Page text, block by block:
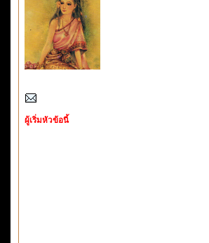
ผู้เริ่มหัวข้อนี้